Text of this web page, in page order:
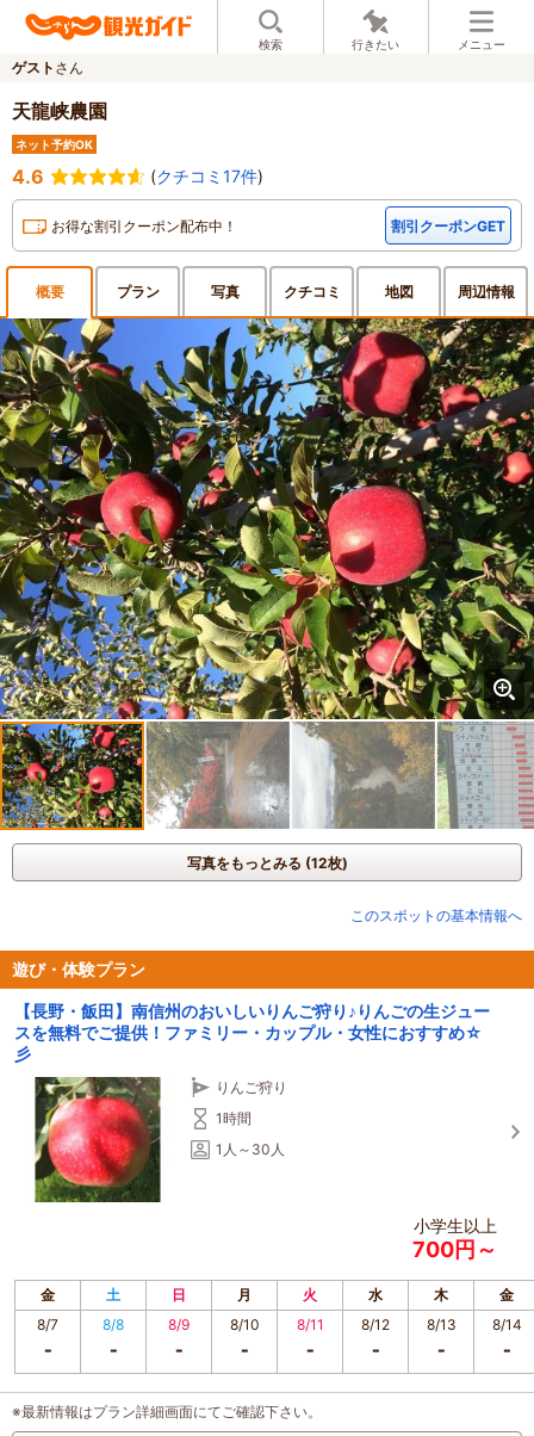
検索 行きたい メニュー
ゲスト さん
天龍峡農園
ネット予約OK
4.6 (クチコミ17件)
お得な割引クーポン配布中！ 割引クーポンGET
概要 プラン 写真 クチコミ 地図 周辺情報
写真をもっとみる (12枚)
このスポットの基本情報へ
遊び・体験プラン
【長野・飯田】南信州のおいしいりんご狩り♪りんごの生ジュー
スを無料でご提供！ファミリー・カップル・女性におすすめ☆
彡
りんご狩り
1時間
1人～30人
小学生以上
700円～
金 土 日 月 火 水 木
金
8/7
8/8 8/9 8/10 8/11 8/12 8/13 8/14
※最新情報はプラン詳細画面にてご確認下さい。